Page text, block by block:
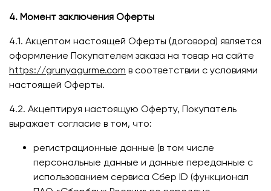
4. Момент заключения Оферты
4.1. Акцептом настоящей Оферты (договора) является
оформление Покупателем заказа на товар на сайте
https://grunyagurme.com в соответствии с условиями
настоящей Оферты.
4.2. Акцептируя настоящую Оферту, Покупатель
выражает согласие в том, что:
регистрационные данные (в том числе
персональные данные и данные переданные с
использованием сервиса Сбер ID (функционал